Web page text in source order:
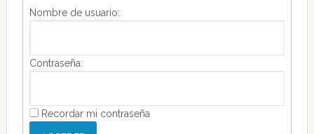
Nombre de usuario:
Contraseña:
Recordar mi contraseña